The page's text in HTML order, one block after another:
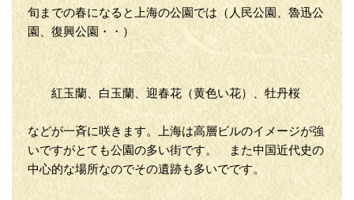
旬までの春になると上海の公園では（人民公園、魯迅公
園、復興公園・・）
紅玉蘭、白玉蘭、迎春花（黄色い花）、牡丹桜
などが一斉に咲きます。上海は高層ビルのイメージが強
いですがとても公園の多い街です。 また中国近代史の
中心的な場所なのでその遺跡も多いでです。